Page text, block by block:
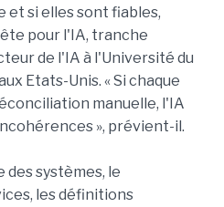
et si elles sont fiables,
pour l'IA, tranche
de l'IA à l'Université du
Etats-Unis. « Si chaque
manuelle, l'IA
», prévient-il.
des systèmes, le
les définitions